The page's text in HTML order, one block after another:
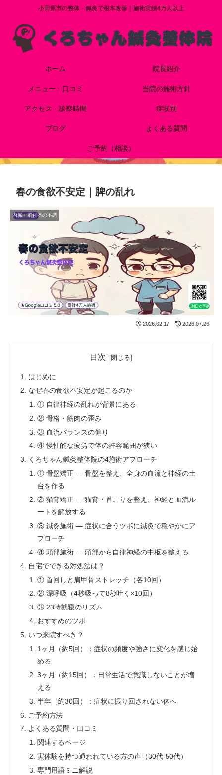
小田原市の整体・鍼灸で根本改善｜施術実績4万人以上
ホーム 院長紹介
メニュー・口コミ 当院の施術方針
アクセス・診察時間 症状別
ブログ よくある質問
ご予約（相談）
春の食欲不安定｜脾の乱れ
内臓・消化器の不調
2026.02.17 2026.07.26
目次
はじめに
なぜ春の食欲不安定が起こるのか
① 自律神経の乱れが背景にある
② 骨格・筋肉の歪み
③ 血流バランスの偏り
④ 慢性的な疲労で体の許容範囲が狭い
くろちゃん鍼灸整体院の4施術アプローチ
① 骨盤矯正 — 骨盤を整え、全身の血流と神経の土
台を作る
② 猫背矯正 — 猫背・首こりを整え、神経と血流ル
ートを解放する
③ 鍼灸施術 — 症状に合うツボに鍼灸で穏やかにア
プローチ
④ 頭部施術 — 頭部から自律神経の中枢を整える
自宅でできる対処法は？
① 首回しと肩甲骨ストレッチ（各10回）
② 深呼吸（4秒吸って8秒吐く×10回）
③ 23時就寝のリズム
おすすめのツボ
いつ来院すべき？
1ヶ月（約5回）：症状の頻度や強さに変化を感じ始
める
3ヶ月（約15回）：日常生活で意識しないことが増
える
半年（約30回）：症状に振り回されない体へ
ご予約方法
よくある質問・口コミ
関連するページ
実体験を持つ通われている方の声（30代-50代）
専門用語ミニ解説